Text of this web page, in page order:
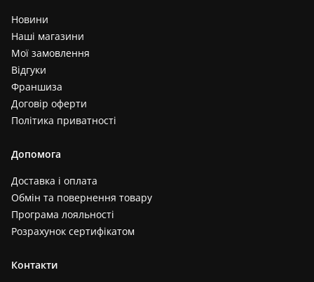
Новини
Наші магазини
Мої замовлення
Відгуки
Франшиза
Договір оферти
Політика приватності
Допомога
Доставка і оплата
Обмін та повернення товару
Програма лояльності
Розрахунок сертифікатом
Контакти